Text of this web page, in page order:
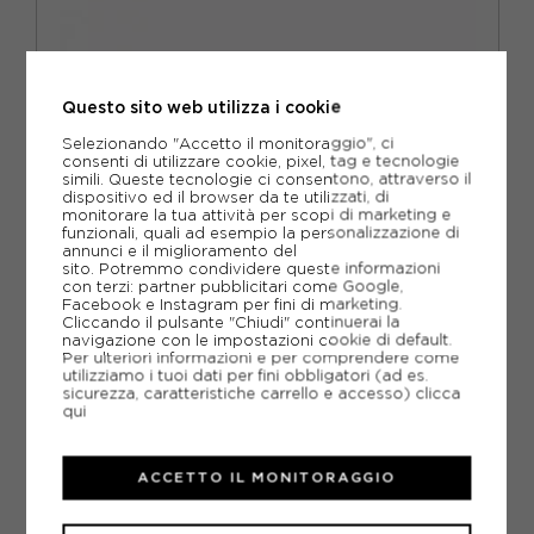
NIKE VOMERO 18 SUMMIT BIANCO NERO - SCARPE RUNNING
UOMO
EUR 40 / US 7 EUR 40,5 / US 7,5
EUR 41 / US 8 EUR 42 / US 8,5
EUR 42,5 / US 9 EUR 43 / US 9.5
EUR 45 / US 11 EUR 45,5 / US 11,5
ACQUISTA
-30% 111,99€
159,99€
NUOVI ARRIVI SCARPE
TRAIL RUNNING
VEDI TUTTI I PRODOTTI
Questo sito web utilizza i cookie
Selezionando "Accetto il monitoraggio", ci
consenti di utilizzare cookie, pixel, tag e tecnologie
simili. Queste tecnologie ci consentono, attraverso il
dispositivo ed il browser da te utilizzati, di
monitorare la tua attività per scopi di marketing e
funzionali, quali ad esempio la personalizzazione di
annunci e il miglioramento del
sito. Potremmo condividere queste informazioni
con terzi: partner pubblicitari come Google,
Facebook e Instagram per fini di marketing.
Cliccando il pulsante "Chiudi" continuerai la
navigazione con le impostazioni cookie di default.
Per ulteriori informazioni e per comprendere come
utilizziamo i tuoi dati per fini obbligatori (ad es.
sicurezza, caratteristiche carrello e accesso) clicca
qui
ACCETTO IL MONITORAGGIO